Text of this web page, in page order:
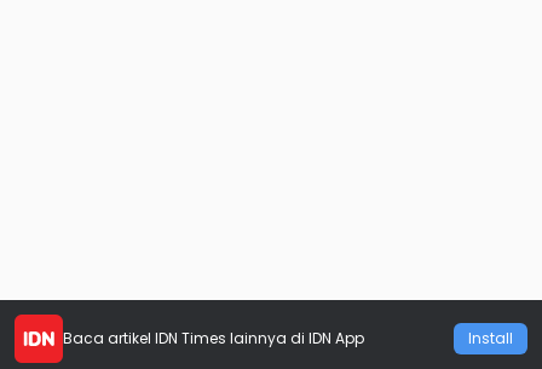
Baca artikel IDN Times lainnya di IDN App Install